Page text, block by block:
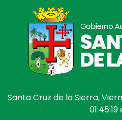
Santa Cruz de la Sierra,
01:45:19